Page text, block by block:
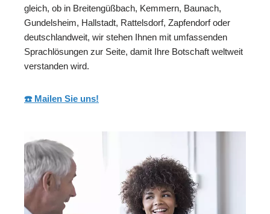
gleich, ob in Breitengüßbach, Kemmern, Baunach,
Gundelsheim, Hallstadt, Rattelsdorf, Zapfendorf oder
deutschlandweit, wir stehen Ihnen mit umfassenden
Sprachlösungen zur Seite, damit Ihre Botschaft weltweit
verstanden wird.
☎️ Mailen Sie uns!